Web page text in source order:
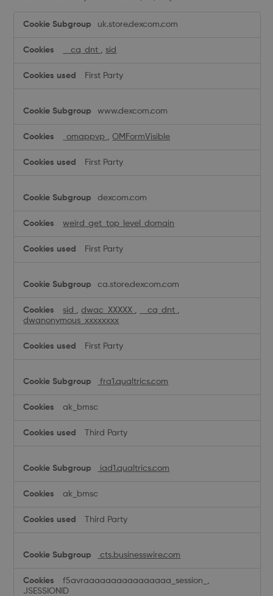
Cookies
uk.store.dexcom.com
__cq_dnt sid
First Party
www.dexcom.com
_omappvp ,OMFormVisible
First Party
dexcom.com
weird_get_top_level_domain
First Party
ca.store.dexcom.com
sid ,dwac_XXXXX __cq_dnt
dwanonymous_xxxxxxxx
First Party
fra1.qualtrics.com
ak_bmsc
Third Party
iad1.qualtrics.com
ak_bmsc
Third Party
cts.businesswire.com
f5avraaaaaaaaaaaaaaaa_session_,
JSESSIONID